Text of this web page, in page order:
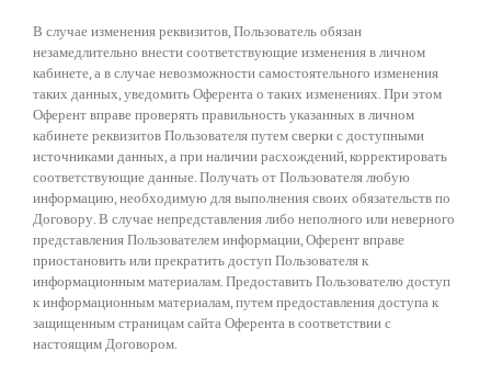
В случае изменения реквизитов, Пользователь обязан
незамедлительно внести соответствующие изменения в личном
кабинете, а в случае невозможности самостоятельного изменения
таких данных, уведомить Оферента о таких изменениях. При этом
Оферент вправе проверять правильность указанных в личном
кабинете реквизитов Пользователя путем сверки с доступными
источниками данных, а при наличии расхождений, корректировать
соответствующие данные. Получать от Пользователя любую
информацию, необходимую для выполнения своих обязательств по
Договору. В случае непредставления либо неполного или неверного
представления Пользователем информации, Оферент вправе
приостановить или прекратить доступ Пользователя к
информационным материалам. Предоставить Пользователю доступ
к информационным материалам, путем предоставления доступа к
защищенным страницам сайта Оферента в соответствии с
настоящим Договором.